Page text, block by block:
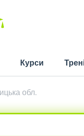
Курси
обл.